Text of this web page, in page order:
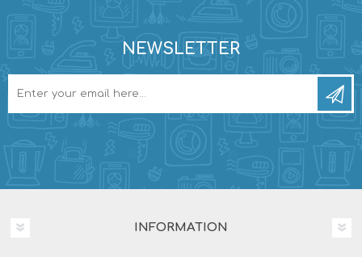
NEWSLETTER
INFORMATION